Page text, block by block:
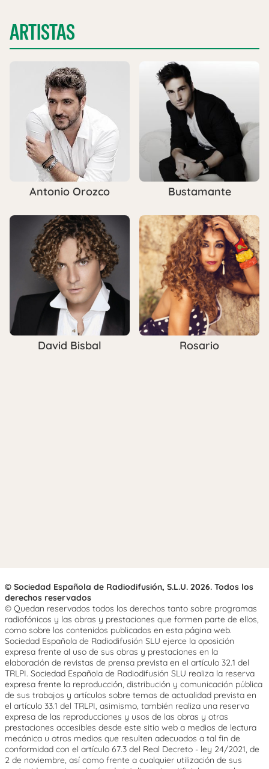
ARTISTAS
Antonio Orozco Bustamante
David Bisbal Rosario
© Sociedad Española de Radiodifusión, S.L.U. 2026. Todos los
derechos reservados
© Quedan reservados todos los derechos tanto sobre programas
radiofónicos y las obras y prestaciones que formen parte de ellos,
como sobre los contenidos publicados en esta página web.
Sociedad Española de Radiodifusión SLU ejerce la oposición
expresa frente al uso de sus obras y prestaciones en la
elaboración de revistas de prensa prevista en el artículo 32.1 del
TRLPI. Sociedad Española de Radiodifusión SLU realiza la reserva
expresa frente la reproducción, distribución y comunicación pública
de sus trabajos y artículos sobre temas de actualidad prevista en
el artículo 33.1 del TRLPI, asimismo, también realiza una reserva
expresa de las reproducciones y usos de las obras y otras
prestaciones accesibles desde este sitio web a medios de lectura
mecánica u otros medios que resulten adecuados a tal fin de
conformidad con el artículo 67.3 del Real Decreto - ley 24/2021, de
2 de noviembre, así como frente a cualquier utilización de sus